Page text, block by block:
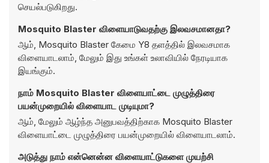
செயல்படுகிறது.
Mosquito Blaster விளையாடுவதற்கு இலவசமானதா?
ஆம், Mosquito Blaster கேமை Y8 தளத்தில் இலவசமாக
விளையாடலாம், மேலும் இது உங்கள் உலாவியில் நேரடியாக
இயங்கும்.
நாம் Mosquito Blaster விளையாட்டை முழுத்திரை
பயன்முறையில் விளையாட முடியுமா?
ஆம், மேலும் ஆழ்ந்த அனுபவத்திற்காக Mosquito Blaster
விளையாட்டை முழுத்திரை பயன்முறையில் விளையாடலாம்.
அடுத்து நாம் என்னென்ன விளையாட்டுகளை முயற்சி